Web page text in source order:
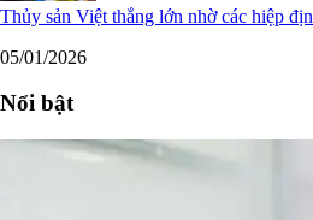
Thủy sản Việt thắng lớn nhờ các hiệp
05/01/2026
Nổi bật